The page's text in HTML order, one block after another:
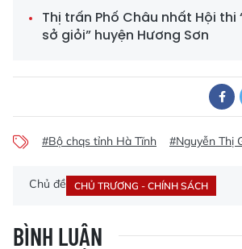
Thị trấn Phố Châu nhất Hội thi
sở giỏi” huyện Hương Sơn
#Bộ chqs tỉnh Hà Tĩnh #Nguyễn Thị
Chủ đề CHỦ TRƯƠNG - CHÍNH SÁCH
BÌNH LUẬN